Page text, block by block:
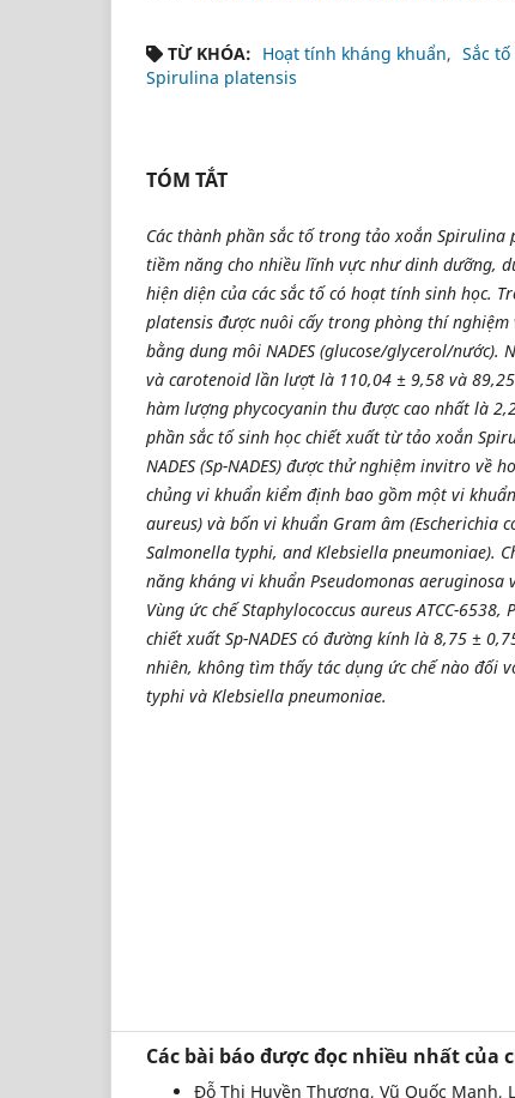
TỪ KHÓA: Hoạt tính kháng khuẩn
Sắc
Spirulina platensis
TÓM TẮT
Các thành phần sắc tố trong tảo xoắn
tiềm năng cho nhiều lĩnh vực như dinh dưỡng,
hiện diện của các sắc tố có hoạt tính sinh học.
platensis được nuôi cấy trong phòng thí nghiệm
bằng dung môi NADES (glucose/glycerol/nước).
và carotenoid lần lượt là 110,04 ± 9,58 và
hàm lượng phycocyanin thu được cao nhất là
phần sắc tố sinh học chiết xuất từ tảo xoắn
NADES (Sp-NADES) được thử nghiệm invitro về
chủng vi khuẩn kiểm định bao gồm một vi
aureus) và bốn vi khuẩn Gram âm (Escherichia
Salmonella typhi, and Klebsiella pneumoniae).
năng kháng vi khuẩn Pseudomonas aeruginosa
Vùng ức chế Staphylococcus aureus ATCC-
chiết xuất Sp-NADES có đường kính là 8,75 ±
nhiên, không tìm thấy tác dụng ức chế nào đối
typhi và Klebsiella pneumoniae.
Các bài báo được đọc nhiều nhất của
Đỗ Thị Huyền Thương, Vũ Quốc Mạnh,